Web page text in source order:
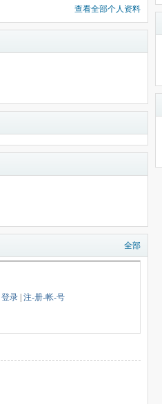
查看全部个人资料
全部
登录| 注-册-帐-号